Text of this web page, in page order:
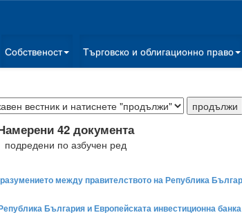
Собственост Търговско и облигационно право
42 документа
подредени по азбучен ред
между правителството на Република
България и Европейската инвестиционна банка